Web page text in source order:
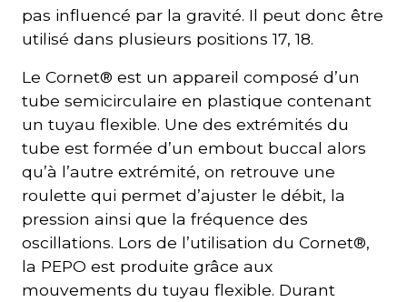
pas influencé par la gravité. Il peut donc être
utilisé dans plusieurs positions 17, 18.
Le Cornet® est un appareil composé d’un
tube semicirculaire en plastique contenant
un tuyau flexible. Une des extrémités du
tube est formée d’un embout buccal alors
qu’à l’autre extrémité, on retrouve une
roulette qui permet d’ajuster le débit, la
pression ainsi que la fréquence des
oscillations. Lors de l’utilisation du Cornet®,
la PEPO est produite grâce aux
mouvements du tuyau flexible. Durant